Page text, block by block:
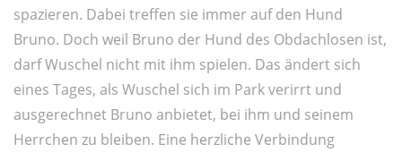
spazieren. Dabei treffen sie immer auf den Hund
Bruno. Doch weil Bruno der Hund des Obdachlosen ist,
darf Wuschel nicht mit ihm spielen. Das ändert sich
eines Tages, als Wuschel sich im Park verirrt und
ausgerechnet Bruno anbietet, bei ihm und seinem
Herrchen zu bleiben. Eine herzliche Verbindung